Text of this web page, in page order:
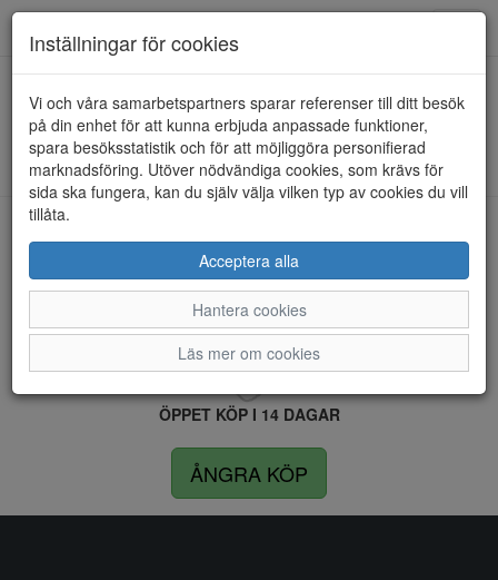
HEM RIEKER
Kunde inte hitta några artiklar...
LEVERANS INOM 4 DAGAR INOM SVERIGE
FRI FRAKT VID KÖP ÖVER 1.500 KR
ÖPPET KÖP I 14 DAGAR
ÅNGRA KÖP
Inställningar för cookies
Vi och våra samarbetspartners sparar referenser till ditt besök
på din enhet för att kunna erbjuda anpassade funktioner,
spara besöksstatistik och för att möjliggöra personifierad
marknadsföring. Utöver nödvändiga cookies, som krävs för
sida ska fungera, kan du själv välja vilken typ av cookies du vill
tillåta.
Acceptera alla
Hantera cookies
Läs mer om cookies